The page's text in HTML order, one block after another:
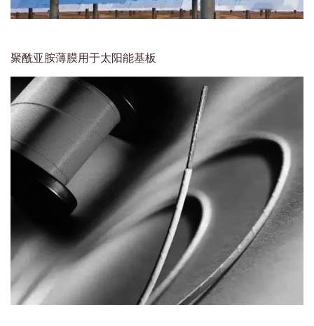
聚酰亚胺薄膜用于太阳能基板